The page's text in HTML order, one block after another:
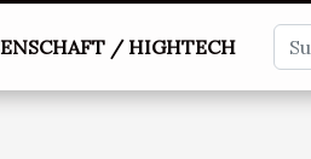
/ HIGHTECH